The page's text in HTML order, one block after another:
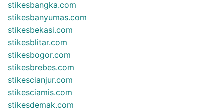
stikesbangka.com
stikesbanyumas.com
stikesbekasi.com
stikesblitar.com
stikesbogor.com
stikesbrebes.com
stikescianjur.com
stikesciamis.com
stikesdemak.com